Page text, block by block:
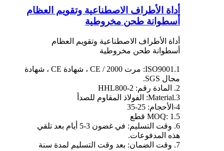
أداة الأطراف الاصطناعية وتقويم العظام
أسطوانة طحن مخروطية
أداة الأطراف الاصطناعية وتقويم العظام
أسطوانة طحن مخروطية
1.ISO9001: مرت 2000 / CE ، شهادة CE ، شهادة
مجال SGS.
2. المادة رقم: HHL800-2
3.Material: الفولاذ المقاوم للصدأ
4-الأحجام: 25-35
5.MOQ: 1 قطع
6. وقت التسليم: في غضون 3-5 أيام بعد تلقي
هذه المدفوعات.
7. وقت الضمان: بعد وقت التسليم لمدة سنة